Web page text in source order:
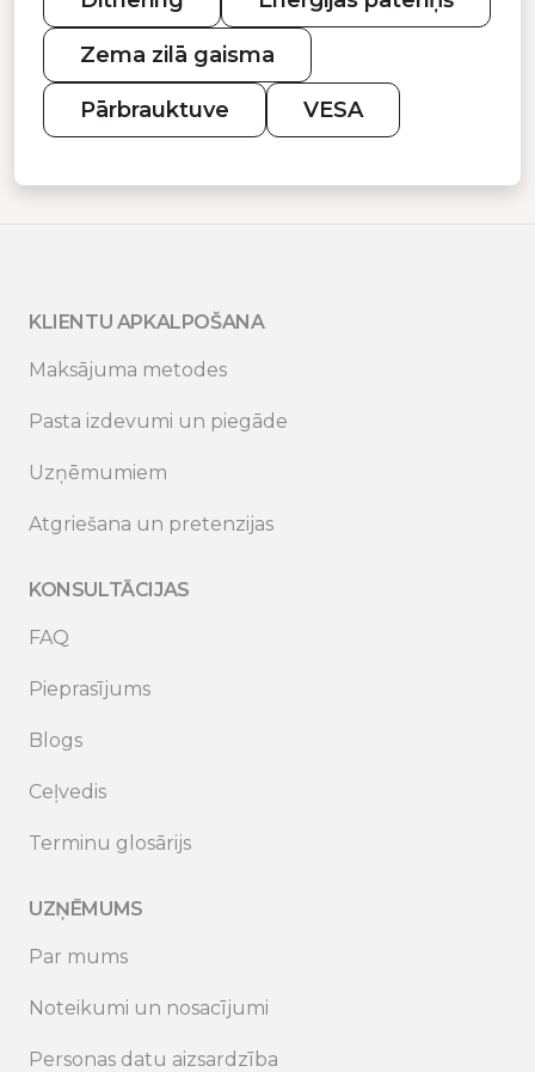
Zema zilā gaisma
Pārbrauktuve VESA
KLIENTU APKALPOŠANA
Maksājuma metodes
Pasta izdevumi un piegāde
Uzņēmumiem
Atgriešana un pretenzijas
KONSULTĀCIJAS
FAQ
Pieprasījums
Blogs
Ceļvedis
Terminu glosārijs
UZŅĒMUMS
Par mums
Noteikumi un nosacījumi
Personas datu aizsardzība